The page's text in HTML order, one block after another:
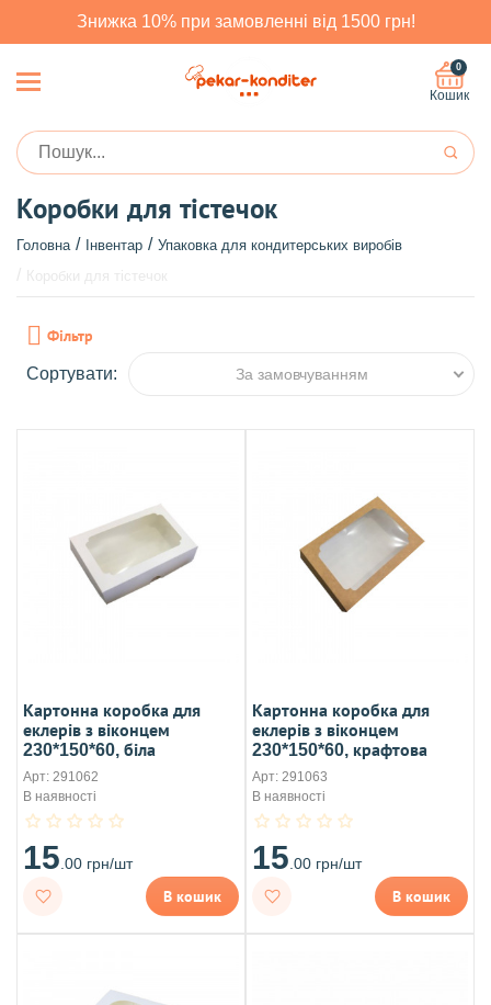
Знижка 10% при замовленні від 1500 грн!
0
Кошик
Коробки для тістечок
Головна Інвентар
Упаковка для кондитерських виробів
Фільтр
Сортувати: За замовчуванням
Картонна коробка для
еклерів з віконцем
230*150*60, біла
Арт: 291062
В наявності
15 .00 грн/шт
В кошик
Картонна коробка для
еклерів з віконцем
230*150*60, крафтова
Арт: 291063
В наявності
15 .00 грн/шт
В кошик